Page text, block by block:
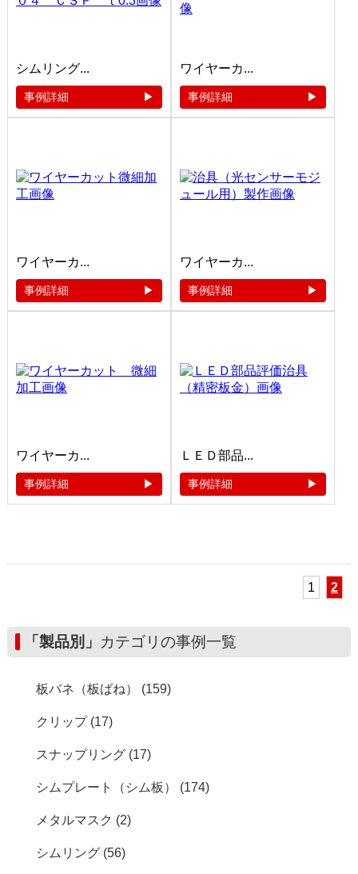
シムリング...
事例詳細
ワイヤーカ...
事例詳細
ワイヤーカ...
事例詳細
ワイヤーカ...
事例詳細
ワイヤーカ...
事例詳細
ＬＥＤ部品...
事例詳細
1 2
「製品別」 カテゴリの事例一覧
板バネ（板ばね） (159)
クリップ (17)
スナップリング (17)
シムプレート（シム板） (174)
メタルマスク (2)
シムリング (56)